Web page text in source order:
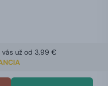
vás už od 3,99 €